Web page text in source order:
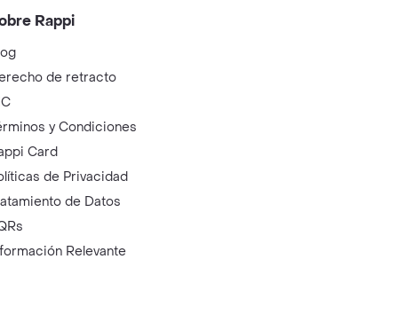
Rappi
de retracto
y Condiciones
Card
de Privacidad
de Datos
Relevante